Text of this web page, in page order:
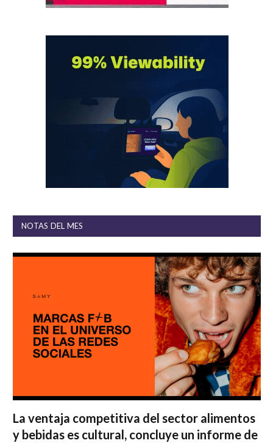
NOTAS DEL MES
La ventaja competitiva del sector alimentos
y bebidas es cultural, concluye un informe de